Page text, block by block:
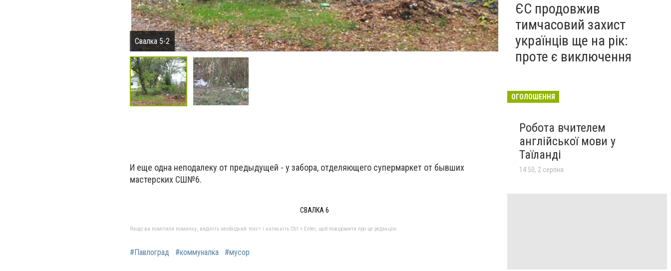
Свалка 5-2 Свалка f 5-1
И еще одна неподалеку от предыдущей - у забора, отделяющего супермаркет от бывших
мастерских СШ№6.
СВАЛКА 6
Якщо ви помітили помилку, виділіть необхідний текст і натисніть Ctrl + Enter, щоб повідомити про це редакцію
#Павлоград #коммуналка #мусор
ЄС продовжив
тимчасовий захист
українців ще на рік:
проте є виключення
ОГОЛОШЕННЯ
Робота вчителем
англійської мови у
Таїланді
14:50, 2 серпня